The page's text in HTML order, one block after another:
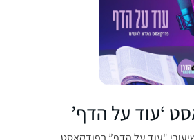
‘עוד על הדף’